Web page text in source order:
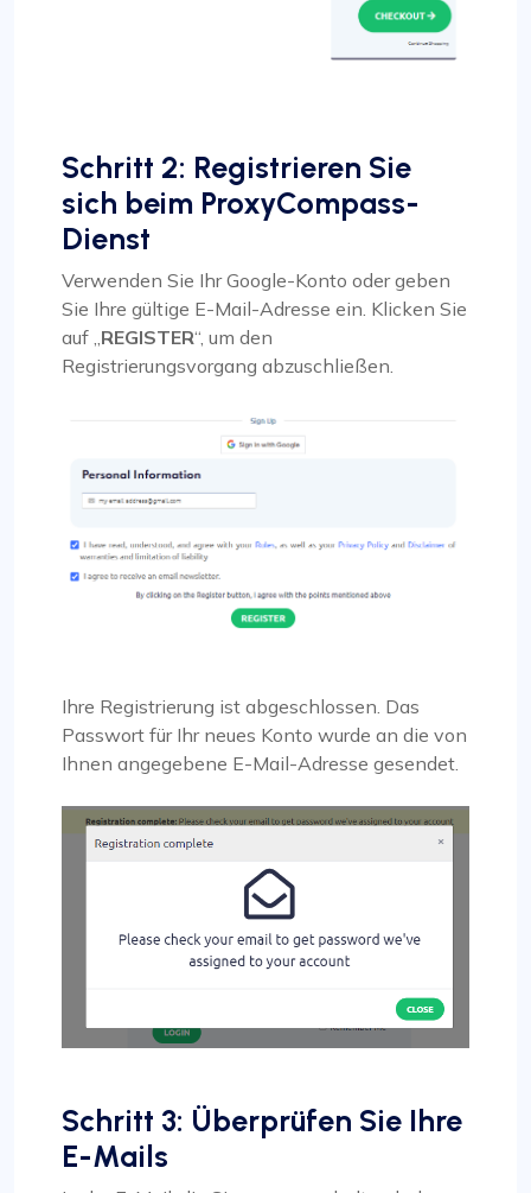
Schritt 2: Registrieren Sie
sich beim ProxyCompass-
Dienst
Verwenden Sie Ihr Google-Konto oder geben
Sie Ihre gültige E-Mail-Adresse ein. Klicken Sie
auf „REGISTER“, um den
Registrierungsvorgang abzuschließen.
Ihre Registrierung ist abgeschlossen. Das
Passwort für Ihr neues Konto wurde an die von
Ihnen angegebene E-Mail-Adresse gesendet.
Schritt 3: Überprüfen Sie Ihre
E-Mails